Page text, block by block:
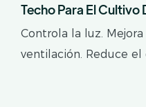
Techo Para El Cultivo
En Climas Tropicales.
Controla la luz. Mejora
ventilación. Reduce el